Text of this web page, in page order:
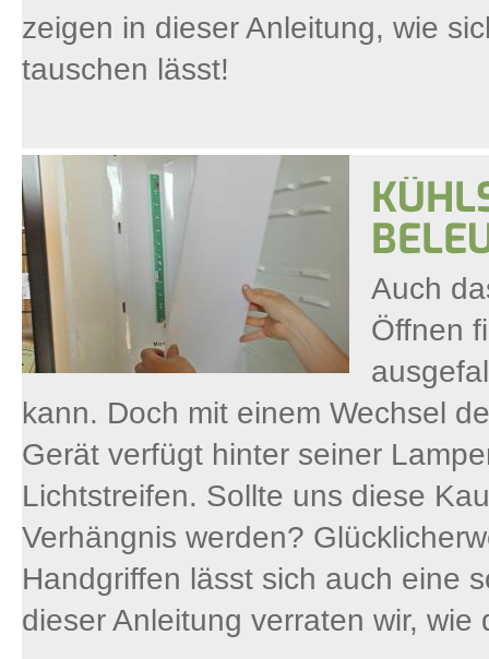
zeigen in dieser Anleitung, wie
tauschen lässt!
Auch
Öffnen
kann. Doch mit einem Wechsel
Gerät verfügt hinter seiner
Lichtstreifen. Sollte uns diese
Verhängnis werden?
Handgriffen lässt sich auch eine
dieser Anleitung verraten wir, wie